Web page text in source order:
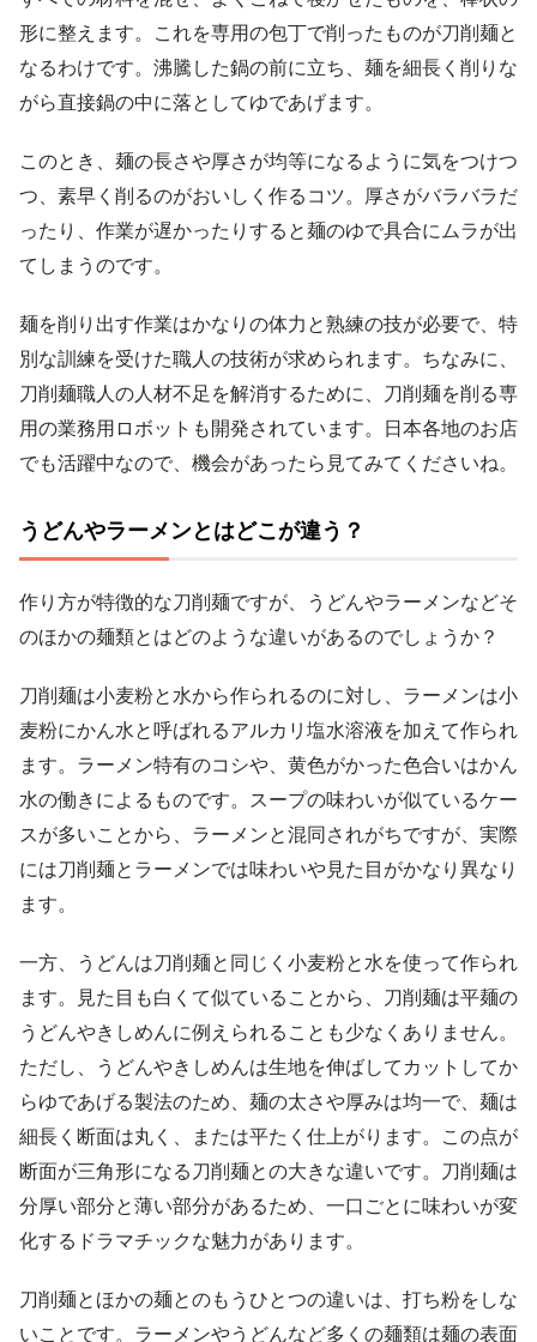
形に整えます。これを専用の包丁で削ったものが刀削麺と
なるわけです。沸騰した鍋の前に立ち、麺を細長く削りな
がら直接鍋の中に落としてゆであげます。
このとき、麺の長さや厚さが均等になるように気をつけつ
つ、素早く削るのがおいしく作るコツ。厚さがバラバラだ
ったり、作業が遅かったりすると麺のゆで具合にムラが出
てしまうのです。
麺を削り出す作業はかなりの体力と熟練の技が必要で、特
別な訓練を受けた職人の技術が求められます。ちなみに、
刀削麺職人の人材不足を解消するために、刀削麺を削る専
用の業務用ロボットも開発されています。日本各地のお店
でも活躍中なので、機会があったら見てみてくださいね。
うどんやラーメンとはどこが違う？
作り方が特徴的な刀削麺ですが、うどんやラーメンなどそ
のほかの麺類とはどのような違いがあるのでしょうか？
刀削麺は小麦粉と水から作られるのに対し、ラーメンは小
麦粉にかん水と呼ばれるアルカリ塩水溶液を加えて作られ
ます。ラーメン特有のコシや、黄色がかった色合いはかん
水の働きによるものです。スープの味わいが似ているケー
スが多いことから、ラーメンと混同されがちですが、実際
には刀削麺とラーメンでは味わいや見た目がかなり異なり
ます。
一方、うどんは刀削麺と同じく小麦粉と水を使って作られ
ます。見た目も白くて似ていることから、刀削麺は平麺の
うどんやきしめんに例えられることも少なくありません。
ただし、うどんやきしめんは生地を伸ばしてカットしてか
らゆであげる製法のため、麺の太さや厚みは均一で、麺は
細長く断面は丸く、または平たく仕上がります。この点が
断面が三角形になる刀削麺との大きな違いです。刀削麺は
分厚い部分と薄い部分があるため、一口ごとに味わいが変
化するドラマチックな魅力があります。
刀削麺とほかの麺とのもうひとつの違いは、打ち粉をしな
いことです。ラーメンやうどんなど多くの麺類は麺の表面